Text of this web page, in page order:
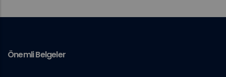
Önemli Belgeler